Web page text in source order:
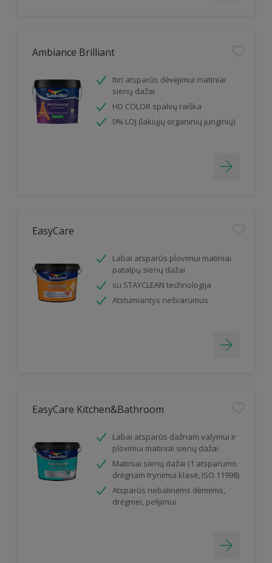
Ambiance Brilliant
Itin atsparūs dėvėjimui matiniai
sienų dažai
HD COLOR spalvų raiška
0% LOJ (lakiųjų organinių junginių)
EasyCare
Labai atsparūs plovimui matiniai
patalpų sienų dažai
su STAYCLEAN technologija
Atstumiantys nešvarumus
EasyCare Kitchen&Bathroom
Labai atsparūs dažnam valymui ir
plovimui matiniai sienų dažai
Matiniai sienų dažai (1 atsparumo
drėgnam trynimui klasė, ISO 11998)
Atsparūs riebalinėms dėmėms,
drėgmei, pelijimui